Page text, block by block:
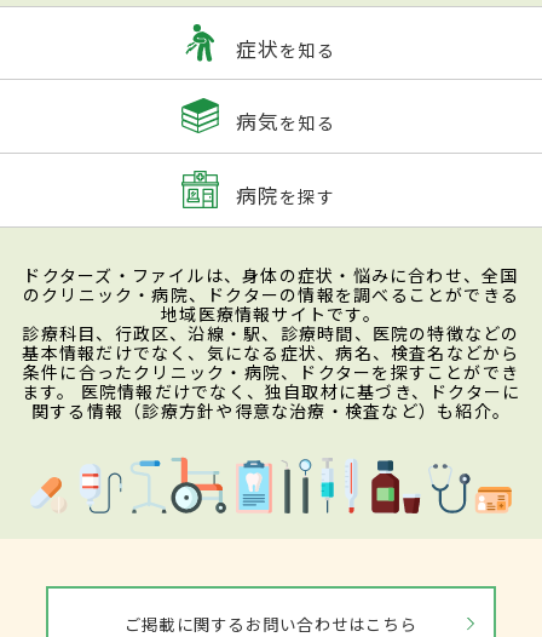
症状を知る
病気を知る
病院を探す
ドクターズ・ファイルは、身体の症状・悩みに合わせ、全国
のクリニック・病院、ドクターの情報を調べることができる
地域医療情報サイトです。
診療科目、行政区、沿線・駅、診療時間、医院の特徴などの
基本情報だけでなく、気になる症状、病名、検査名などから
条件に合ったクリニック・病院、ドクターを探すことができ
ます。 医院情報だけでなく、独自取材に基づき、ドクターに
関する情報（診療方針や得意な治療・検査など）も紹介。
ご掲載に関するお問い合わせはこちら